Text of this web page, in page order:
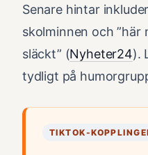
Senare hintar
skolminnen och ”här
släckt” (Nyheter24).
tydligt på
TIKTOK-